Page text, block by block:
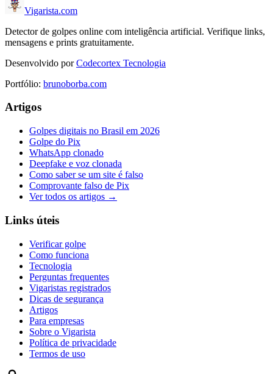
Vigarista.com
Detector de golpes online com inteligência artificial. Verifique links,
mensagens e prints gratuitamente.
Desenvolvido por Codecortex Tecnologia
Portfólio: brunoborba.com
Artigos
Golpes digitais no Brasil em 2026
Golpe do Pix
WhatsApp clonado
Deepfake e voz clonada
Como saber se um site é falso
Comprovante falso de Pix
Ver todos os artigos →
Links úteis
Verificar golpe
Como funciona
Tecnologia
Perguntas frequentes
Vigaristas registrados
Dicas de segurança
Artigos
Para empresas
Sobre o Vigarista
Política de privacidade
Termos de uso